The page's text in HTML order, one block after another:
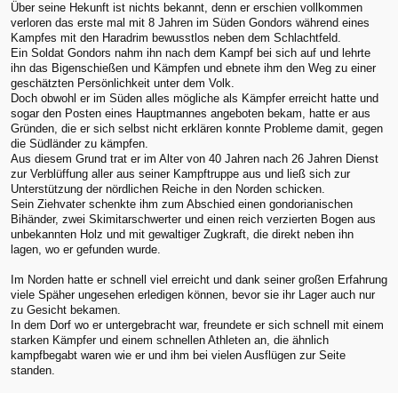
Über seine Hekunft ist nichts bekannt, denn er erschien vollkommen
verloren das erste mal mit 8 Jahren im Süden Gondors während eines
Kampfes mit den Haradrim bewusstlos neben dem Schlachtfeld.
Ein Soldat Gondors nahm ihn nach dem Kampf bei sich auf und lehrte
ihn das Bigenschießen und Kämpfen und ebnete ihm den Weg zu einer
geschätzten Persönlichkeit unter dem Volk.
Doch obwohl er im Süden alles mögliche als Kämpfer erreicht hatte und
sogar den Posten eines Hauptmannes angeboten bekam, hatte er aus
Gründen, die er sich selbst nicht erklären konnte Probleme damit, gegen
die Südländer zu kämpfen.
Aus diesem Grund trat er im Alter von 40 Jahren nach 26 Jahren Dienst
zur Verblüffung aller aus seiner Kampftruppe aus und ließ sich zur
Unterstützung der nördlichen Reiche in den Norden schicken.
Sein Ziehvater schenkte ihm zum Abschied einen gondorianischen
Bihänder, zwei Skimitarschwerter und einen reich verzierten Bogen aus
unbekannten Holz und mit gewaltiger Zugkraft, die direkt neben ihn
lagen, wo er gefunden wurde.
Im Norden hatte er schnell viel erreicht und dank seiner großen Erfahrung
viele Späher ungesehen erledigen können, bevor sie ihr Lager auch nur
zu Gesicht bekamen.
In dem Dorf wo er untergebracht war, freundete er sich schnell mit einem
starken Kämpfer und einem schnellen Athleten an, die ähnlich
kampfbegabt waren wie er und ihm bei vielen Ausflügen zur Seite
standen.